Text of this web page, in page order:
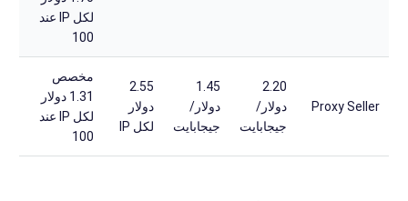
لكل IP عند
100
Proxy Seller
2.20
دولار/
جيجابايت
1.45
دولار/
جيجابايت
2.55
دولار
لكل IP
مخصص
1.31 دولار
لكل IP عند
100